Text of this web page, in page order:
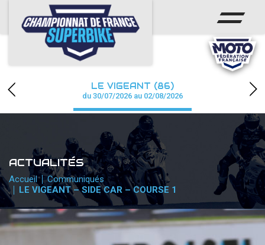
ACCUEIL
CHAMPIONNAT
CALENDRIER
PHOTOS / WEB TV
PARTENAIRES
PRESSE
LE VIGEANT (86)
du 30/07/2026 au 02/08/2026
ACTUALITÉS
Accueil
Communiqués
LE VIGEANT – SIDE CAR – COURSE 1